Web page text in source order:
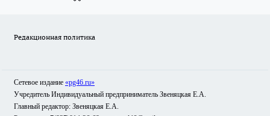
Редакционная политика
Сетевое издание «pg46.ru»
Учредитель Индивидуальный предприниматель Звеняцкая Е.А.
Главный редактор: Звеняцкая Е.А.